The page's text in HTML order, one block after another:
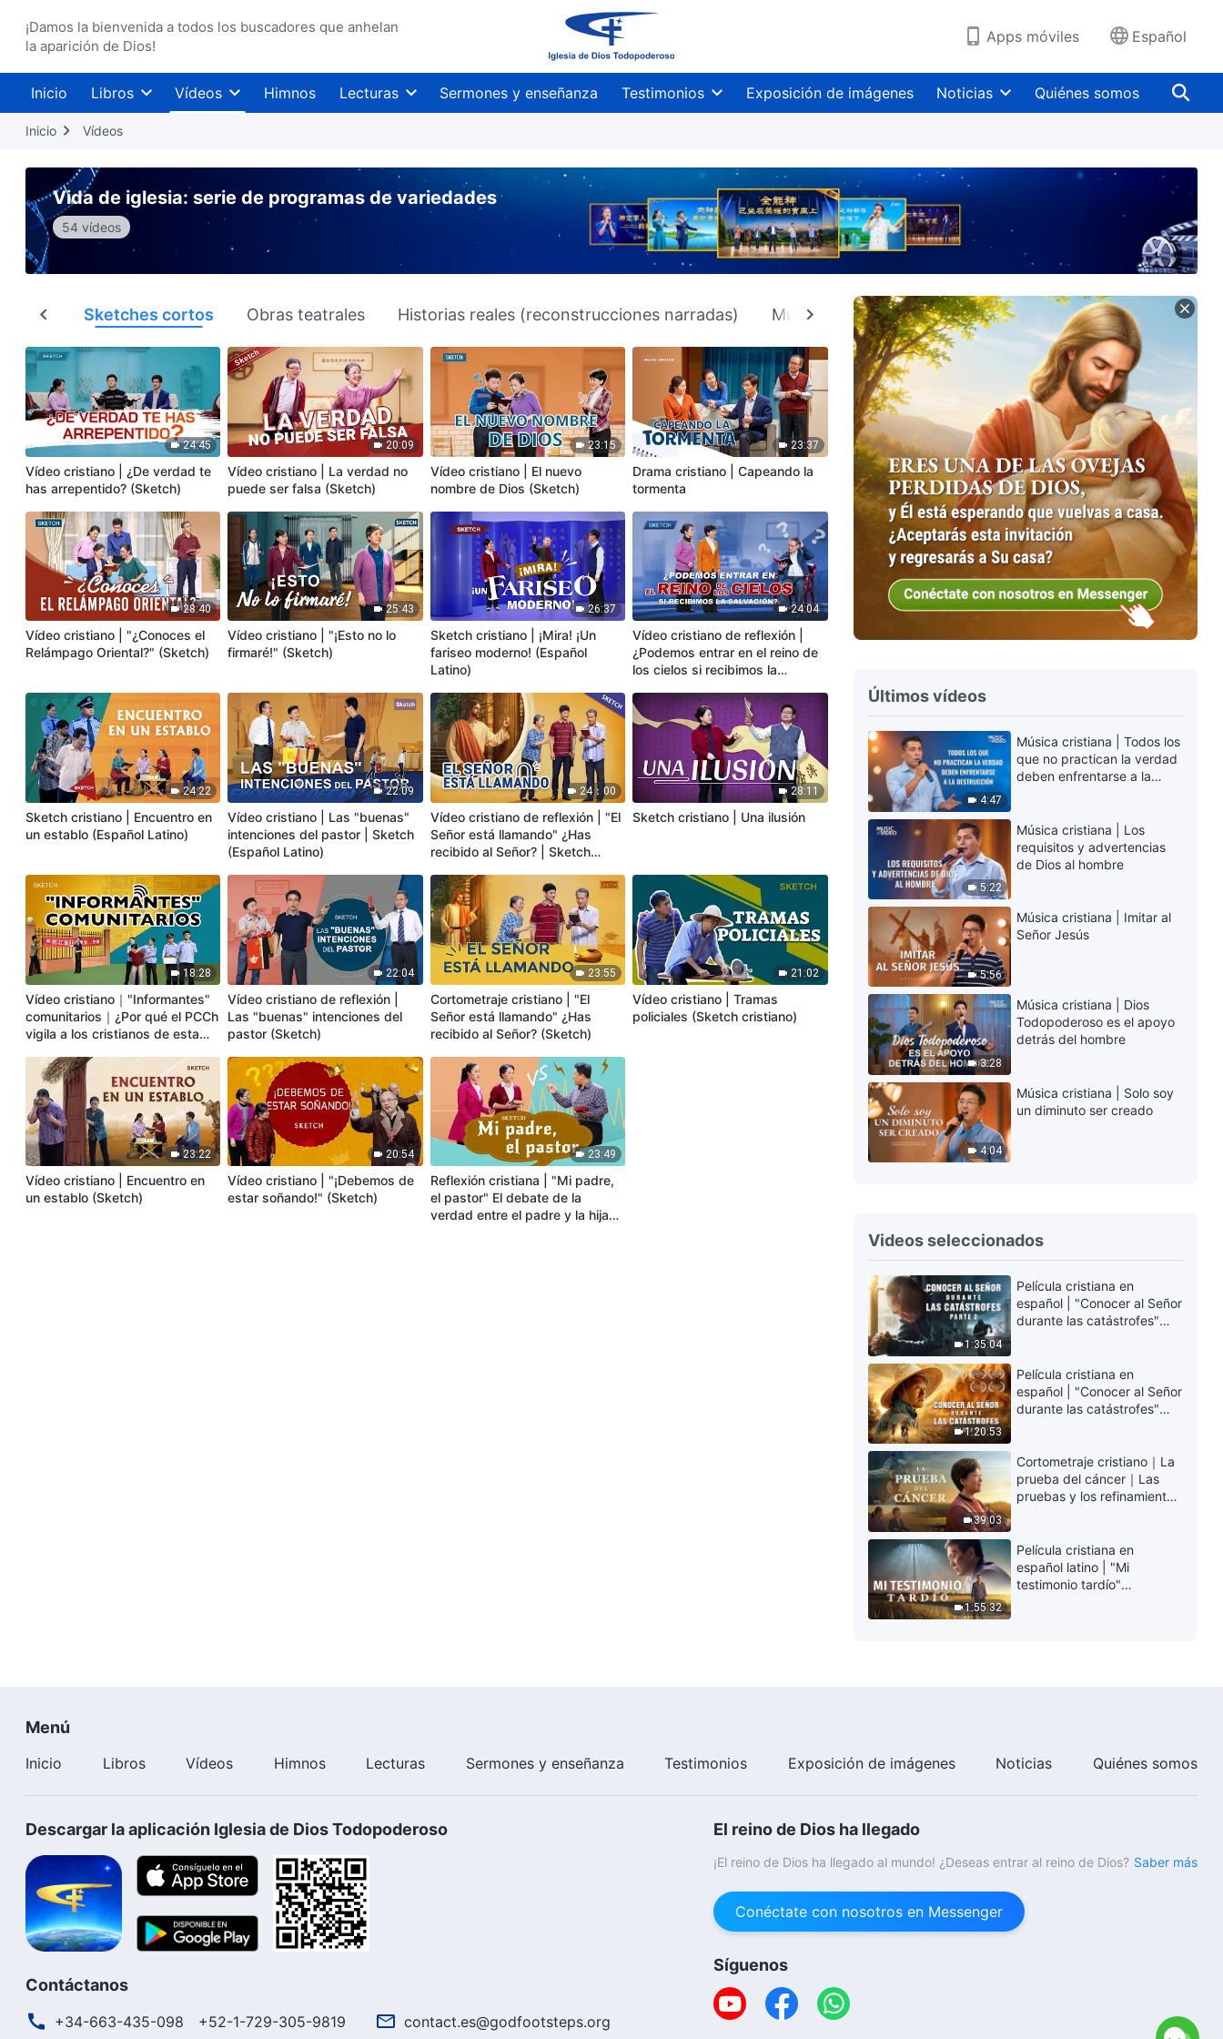
¡Damos la bienvenida a todos los buscadores que anhelan
la aparición de Dios!
Apps móviles Español
Inicio Libros Vídeos Himnos Lecturas Sermones y enseñanza Testimonios Exposición de imágenes Noticias Quiénes somos
Inicio Vídeos
Vida de iglesia: serie de programas de variedades
54 vídeos
Sketches cortos Obras teatrales Historias reales (reconstrucciones narradas) Muestra Variada de Presentaciones de la Iglesia Cristiana
24:45
Vídeo cristiano | ¿De verdad te
has arrepentido? (Sketch)
20:09
Vídeo cristiano | La verdad no
puede ser falsa (Sketch)
23:15
Vídeo cristiano | El nuevo
nombre de Dios (Sketch)
23:37
Drama cristiano | Capeando la
tormenta
28:40
Vídeo cristiano | "¿Conoces el
Relámpago Oriental?" (Sketch)
25:43
Vídeo cristiano | "¡Esto no lo
firmaré!" (Sketch)
26:37
Sketch cristiano | ¡Mira! ¡Un
fariseo moderno! (Español
Latino)
24:04
Vídeo cristiano de reflexión |
¿Podemos entrar en el reino de
los cielos si recibimos la
24:22
Sketch cristiano | Encuentro en
un establo (Español Latino)
22:09
Vídeo cristiano | Las "buenas"
intenciones del pastor | Sketch
(Español Latino)
24：00
Vídeo cristiano de reflexión | "El
Señor está llamando" ¿Has
recibido al Señor? | Sketch
28:11
Sketch cristiano | Una ilusión
18:28
Vídeo cristiano｜"Informantes"
comunitarios｜¿Por qué el PCCh
vigila a los cristianos de esta
22:04
Vídeo cristiano de reflexión |
Las "buenas" intenciones del
pastor (Sketch)
23:55
Cortometraje cristiano | "El
Señor está llamando" ¿Has
recibido al Señor? (Sketch)
21:02
Vídeo cristiano | Tramas
policiales (Sketch cristiano)
23:22
Vídeo cristiano | Encuentro en
un establo (Sketch)
20:54
Vídeo cristiano | "¡Debemos de
estar soñando!" (Sketch)
23:49
Reflexión cristiana | "Mi padre,
el pastor" El debate de la
verdad entre el padre y la hija
Últimos vídeos
4:47
Música cristiana | Todos los
que no practican la verdad
deben enfrentarse a la
5:22
Música cristiana | Los
requisitos y advertencias
de Dios al hombre
5:56
Música cristiana | Imitar al
Señor Jesús
3:28
Música cristiana | Dios
Todopoderoso es el apoyo
detrás del hombre
4:04
Música cristiana | Solo soy
un diminuto ser creado
Videos seleccionados
1:35:04
Película cristiana en
español | "Conocer al Señor
durante las catástrofes"
masiva. ¿Cómo podemos
sobrevivir?
1:20:53
Película cristiana en
español | "Conocer al Señor
durante las catástrofes"
encontrarás refugio?
39:03
Cortometraje cristiano｜La
prueba del cáncer｜Las
pruebas y los refinamientos
1:55:32
Película cristiana en
español latino | "Mi
testimonio tardío"
Menú
Inicio Libros Vídeos Himnos Lecturas Sermones y enseñanza Testimonios Exposición de imágenes Noticias Quiénes somos
Descargar la aplicación Iglesia de Dios Todopoderoso
Contáctanos
+34-663-435-098 +52-1-729-305-9819 contact.es@godfootsteps.org
El reino de Dios ha llegado
¡El reino de Dios ha llegado al mundo! ¿Deseas entrar al reino de Dios? Saber más
Conéctate con nosotros en Messenger
Síguenos